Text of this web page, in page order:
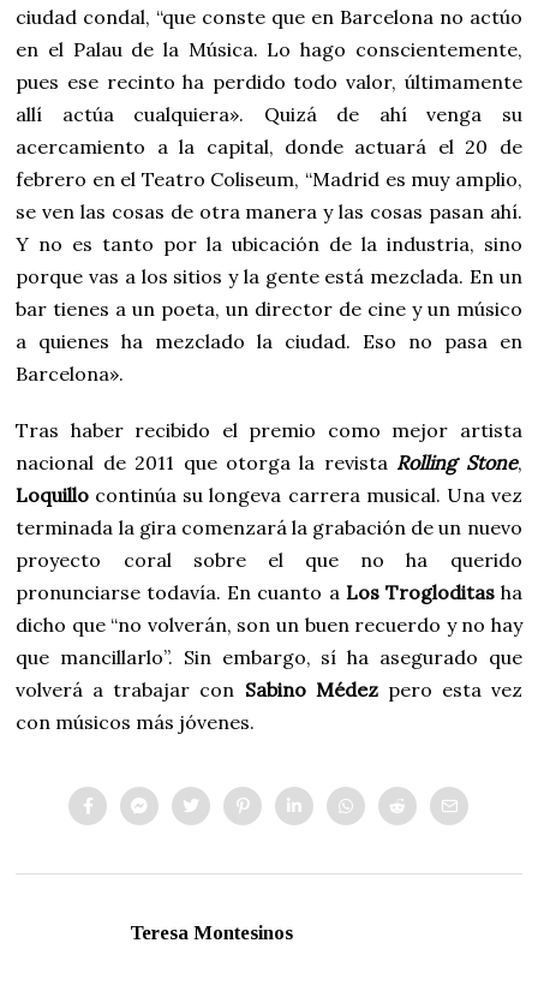
ciudad condal, “que conste que en Barcelona no actúo
en el Palau de la Música. Lo hago conscientemente,
pues ese recinto ha perdido todo valor, últimamente
allí actúa cualquiera». Quizá de ahí venga su
acercamiento a la capital, donde actuará el 20 de
febrero en el Teatro Coliseum, “Madrid es muy amplio,
se ven las cosas de otra manera y las cosas pasan ahí.
Y no es tanto por la ubicación de la industria, sino
porque vas a los sitios y la gente está mezclada. En un
bar tienes a un poeta, un director de cine y un músico
a quienes ha mezclado la ciudad. Eso no pasa en
Barcelona».
Tras haber recibido el premio como mejor artista
nacional de 2011 que otorga la revista Rolling Stone,
Loquillo continúa su longeva carrera musical. Una vez
terminada la gira comenzará la grabación de un nuevo
proyecto coral sobre el que no ha querido
pronunciarse todavía. En cuanto a Los Trogloditasha
dicho que “no volverán, son un buen recuerdo y no hay
que mancillarlo”. Sin embargo, sí ha asegurado que
volverá a trabajar con Sabino Médezpero esta vez
con músicos más jóvenes.
Teresa Montesinos